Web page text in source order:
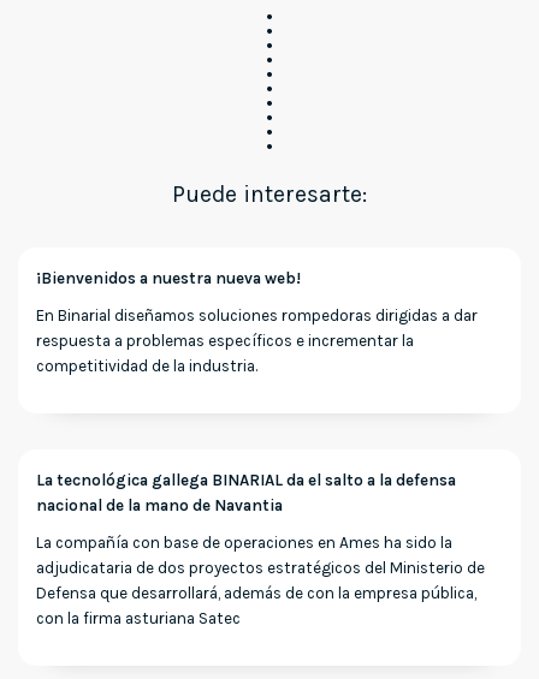
Puede interesarte:
¡Bienvenidos a nuestra nueva web!
En Binarial diseñamos soluciones rompedoras dirigidas a dar
respuesta a problemas específicos e incrementar la
competitividad de la industria.
La tecnológica gallega BINARIAL da el salto a la defensa
nacional de la mano de Navantia
La compañía con base de operaciones en Ames ha sido la
adjudicataria de dos proyectos estratégicos del Ministerio de
Defensa que desarrollará, además de con la empresa pública,
con la firma asturiana Satec